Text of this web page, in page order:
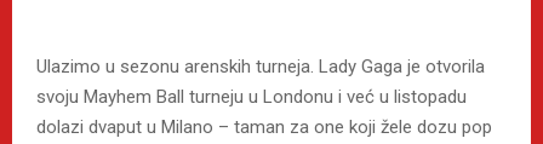
Ulazimo u sezonu arenskih turneja. Lady Gaga je otvorila
svoju Mayhem Ball turneju u Londonu i već u listopadu
dolazi dvaput u Milano – taman za one koji žele dozu pop